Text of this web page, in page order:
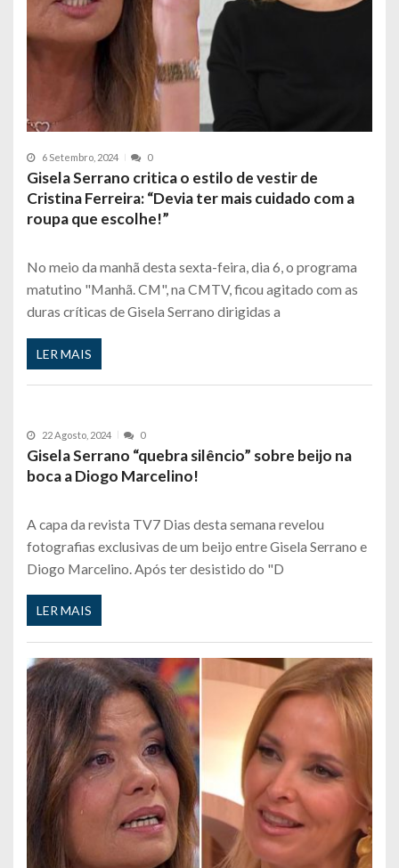
6 Setembro, 2024 0
Gisela Serrano critica o estilo de vestir de
Cristina Ferreira: “Devia ter mais cuidado com a
roupa que escolhe!”
No meio da manhã desta sexta-feira, dia 6, o programa
matutino "Manhã. CM", na CMTV, ficou agitado com as
duras críticas de Gisela Serrano dirigidas a
LER MAIS
22 Agosto, 2024 0
Gisela Serrano “quebra silêncio” sobre beijo na
boca a Diogo Marcelino!
A capa da revista TV7 Dias desta semana revelou
fotografias exclusivas de um beijo entre Gisela Serrano e
Diogo Marcelino. Após ter desistido do "D
LER MAIS